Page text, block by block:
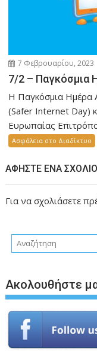
7 Φεβρουαρίου, 2023
7/2 – Παγκόσμια
Η Παγκόσμια Ημέρα
(Safer Internet Day)
Ευρωπαίας
Ασφάλεια στο Διαδίκτυο
ΑΦΉΣΤΕ ΈΝΑ ΣΧΌΛΙΟ
Για να σχολιάσετε
Ακολουθήστε